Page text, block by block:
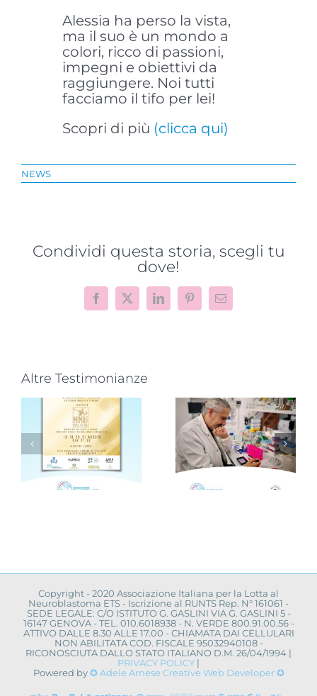
Alessia ha perso la vista,
ma il suo è un mondo a
colori, ricco di passioni,
impegni e obiettivi da
raggiungere. Noi tutti
facciamo il tifo per lei!
Scopri di più (clicca qui)
NEWS
Condividi questa storia, scegli tu
dove!
Facebook
X LinkedInPinterestEmail
Altre Testimonianze
Progetto
“VAMOLAA,
in campo
anche
l’Università
La Sapienza
Novità dalla
ricerca
scientifica:
convegno a
Napoli
Copyright - 2020 Associazione Italiana per la Lotta al
Neuroblastoma ETS - Iscrizione al RUNTS Rep. N° 161061 -
SEDE LEGALE: C/O ISTITUTO G. GASLINI VIA G. GASLINI 5 -
16147 GENOVA - TEL. 010.6018938 - N. VERDE 800.91.00.56 -
ATTIVO DALLE 8.30 ALLE 17.00 - CHIAMATA DAI CELLULARI
NON ABILITATA COD. FISCALE 95032940108 -
RICONOSCIUTA DALLO STATO ITALIANO D.M. 26/04/1994 |
PRIVACY POLICY |
Powered by✪ Adele Arnese Creative Web Developer ✪